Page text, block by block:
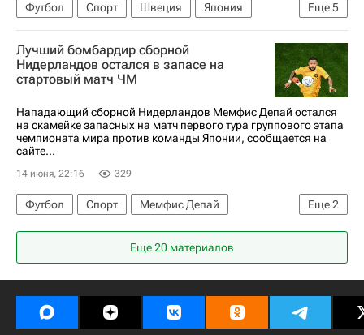
Еще5
Футбол Спорт Швеция
Япония
Даллас
Антони Эланга
Эллиот Струд
Густав Лагербильке
ЧМ по футболу 2026
Лучший бомбардир сборной
Нидерландов остался в запасе на
стартовый матч ЧМ
Нападающий сборной Нидерландов Мемфис Депай остался
на скамейке запасных на матч первого тура группового этапа
чемпионата мира против команды Японии, сообщается на
сайте...
14 июня, 22:16 329
Еще2
Футбол Спорт
Мемфис Депай
ЧМ по футболу 2026
Нидерланды
Еще 20 материалов